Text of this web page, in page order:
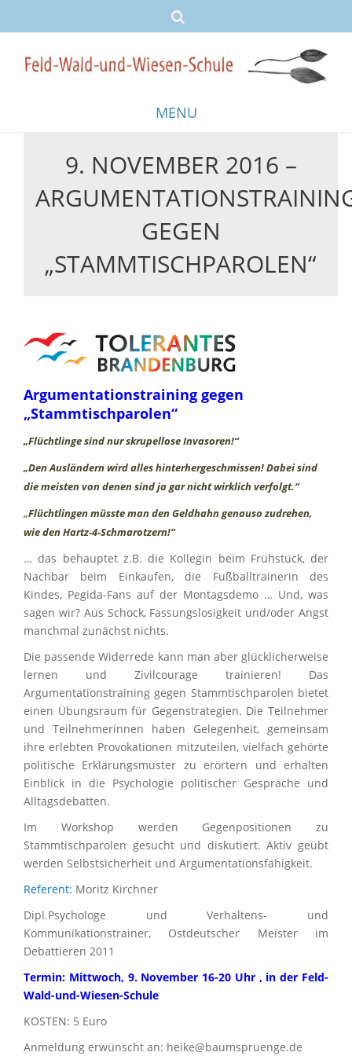
MENU
content
9. NOVEMBER 2016 –
GEGEN
„STAMMTISCHPAROLEN“
Argumentationstraining gegen
„Stammtischparolen“
„Flüchtlinge sind nur skrupellose Invasoren!“
„Den Ausländern wird alles hinterhergeschmissen! Dabei sind
die meisten von denen sind ja gar nicht wirklich verfolgt.“
„Flüchtlingen müsste man den Geldhahn genauso zudrehen,
wie den Hartz-4-Schmarotzern!“
… das behauptet z.B. die Kollegin beim Frühstück, der
Nachbar beim Einkaufen, die Fußballtrainerin des
Kindes, Pegida-Fans auf der Montagsdemo … Und, was
sagen wir? Aus Schock, Fassungslosigkeit und/oder Angst
manchmal zunächst nichts.
Die passende Widerrede kann man aber glücklicherweise
lernen und Zivilcourage trainieren! Das
Argumentationstraining gegen Stammtischparolen bietet
einen Übungsraum für Gegenstrategien. Die Teilnehmer
und Teilnehmerinnen haben Gelegenheit, gemeinsam
ihre erlebten Provokationen mitzuteilen, vielfach gehörte
politische Erklärungsmuster zu erörtern und erhalten
Einblick in die Psychologie politischer Gespräche und
Alltagsdebatten.
Im Workshop werden Gegenpositionen zu
Stammtischparolen gesucht und diskutiert. Aktiv geübt
werden Selbstsicherheit und Argumentationsfähigkeit.
Referent: Moritz Kirchner
Dipl.Psychologe und Verhaltens- und
Kommunikationstrainer, Ostdeutscher Meister im
Debattieren 2011
Termin: Mittwoch, 9. November 16-20 Uhr , in der Feld-
Wald-und-Wiesen-Schule
KOSTEN: 5 Euro
Anmeldung erwünscht an: heike@baumspruenge.de